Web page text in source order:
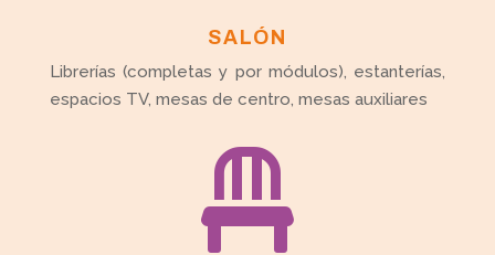
SALÓN
Librerías (completas y por módulos), estanterías,
espacios TV, mesas de centro, mesas auxiliares
